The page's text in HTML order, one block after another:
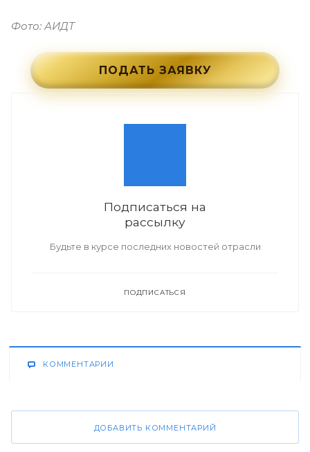
Фото: АИДТ
ПОДАТЬ ЗАЯВКУ
Подписаться на
рассылку
Будьте в курсе последних новостей отрасли
ПОДПИСАТЬСЯ
КОММЕНТАРИИ
ДОБАВИТЬ КОММЕНТАРИЙ